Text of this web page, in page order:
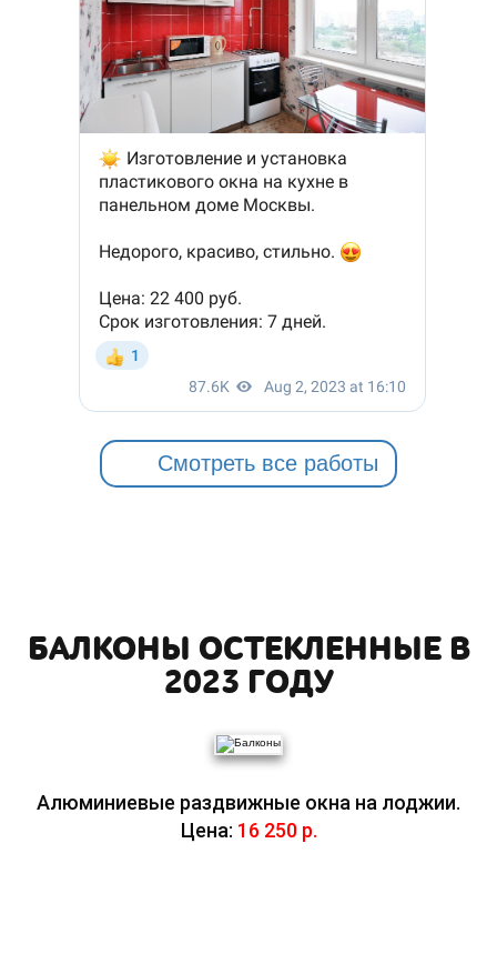
Смотреть все работы
БАЛКОНЫ ОСТЕКЛЕННЫЕ В
2023 ГОДУ
Алюминиевые раздвижные окна на лоджии.
Цена: 16 250 р.